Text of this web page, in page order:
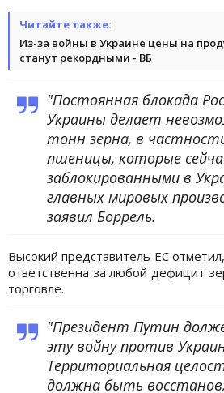
Читайте также:
Из-за войны в Украине цены на
станут рекордными - ВБ
"Постоянная блокада
Украины делает
тонн зерна, в
пшеницы, которые
заблокированными в
главных мировых
заявил Боррель.
Высокий представитель ЕС
ответственна за любой дефицит
торговле.
"Президент Путин
эту войну против
Территориальная
должна быть